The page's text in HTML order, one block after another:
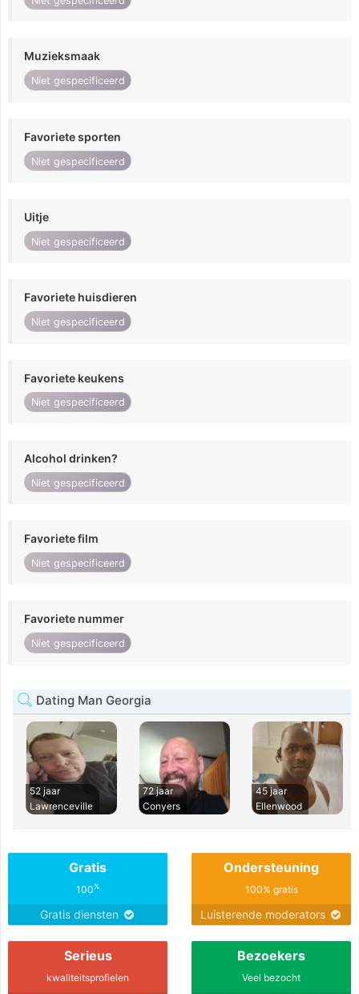
Muzieksmaak
Niet gespecificeerd
Favoriete sporten
Niet gespecificeerd
Uitje
Niet gespecificeerd
Favoriete huisdieren
Niet gespecificeerd
Favoriete keukens
Niet gespecificeerd
Alcohol drinken?
Niet gespecificeerd
Favoriete film
Niet gespecificeerd
Favoriete nummer
Niet gespecificeerd
Dating Man Georgia
52 jaar
Lawrenceville
72 jaar
Conyers
45 jaar
Ellenwood
Gratis
100%
Gratis diensten
Ondersteuning
100% gratis
Luisterende moderators
Serieus
kwaliteitsprofielen
Bezoekers
Veel bezocht